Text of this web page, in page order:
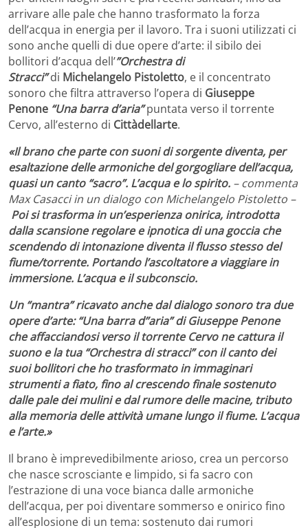
arrivare alle pale che hanno trasformato la forza
dell’acqua in energia per il lavoro. Tra i suoni utilizzati ci
sono anche quelli di due opere d’arte: il sibilo dei
bollitori d’acqua dell’”Orchestra di
Stracci”di Michelangelo Pistoletto, e il concentrato
sonoro che filtra attraverso l’opera di Giuseppe
Penone “Una barra d’aria”puntata verso il torrente
Cervo, all’esterno di Cittàdellarte.
«Il brano che parte con suoni di sorgente diventa, per
esaltazione delle armoniche del gorgogliare dell’acqua,
quasi un canto “sacro”. L’acqua e lo spirito. – commenta
Max Casacci in un dialogo con Michelangelo Pistoletto –
Poi si trasforma in un’esperienza onirica, introdotta
dalla scansione regolare e ipnotica di una goccia che
scendendo di intonazione diventa il flusso stesso del
fiume/torrente. Portando l’ascoltatore a viaggiare in
immersione. L’acqua e il subconscio.
Un “mantra” ricavato anche dal dialogo sonoro tra due
opere d’arte: “Una barra d’’aria” di Giuseppe Penone
che affacciandosi verso il torrente Cervo ne cattura il
suono e la tua “Orchestra di stracci” con il canto dei
suoi bollitori che ho trasformato in immaginari
strumenti a fiato, fino al crescendo finale sostenuto
dalle pale dei mulini e dal rumore delle macine, tributo
alla memoria delle attività umane lungo il fiume. L’acqua
e l’arte.»
Il brano è imprevedibilmente arioso, crea un percorso
che nasce scrosciante e limpido, si fa sacro con
l’estrazione di una voce bianca dalle armoniche
dell’acqua, per poi diventare sommerso e onirico fino
all’esplosione di un tema: sostenuto dai rumori